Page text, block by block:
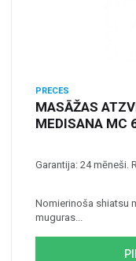
PRECES
MASĀŽAS
MEDISANA MC
Garantija: 24 mēneši.
Nomierinoša shiatsu
muguras...